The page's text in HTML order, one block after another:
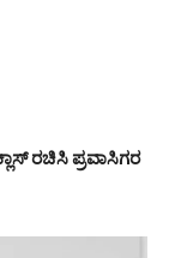
ರಚಿಸಿ ಪ್ರವಾಸಿಗರ